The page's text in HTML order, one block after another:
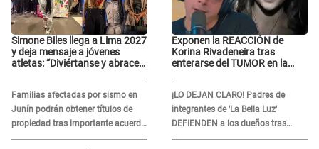
Simone Biles llega a Lima 2027
y deja mensaje a jóvenes
atletas: “Diviértanse y abracen
Familias afectadas por sismo en
Junín podrán obtener títulos de
propiedad tras importante acuerdo
de Cofopri
Exponen la REACCIÓN de
Korina Rivadeneira tras
enterarse del TUMOR en la
¡LO DEJAN CLARO! Padres de
integrantes de 'La Bella Luz'
DEFIENDEN a los dueños tras
denuncia: “Nunca vimos nada...”